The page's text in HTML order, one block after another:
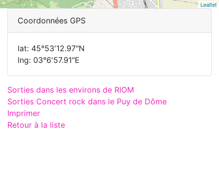
Leaflet
Coordonnées GPS
lat: 45°53'12.97"N
lng: 03°6'57.91"E
Sorties dans les environs de RIOM
Sorties Concert rock dans le Puy de Dôme
Imprimer
Retour à la liste